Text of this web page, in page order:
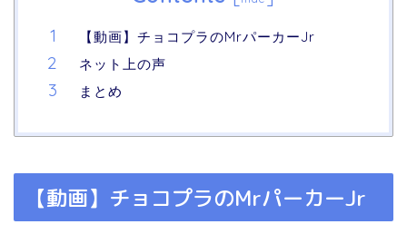
【動画】チョコプラのMrパーカーJr
ネット上の声
まとめ
【動画】チョコプラのMrパーカーJr